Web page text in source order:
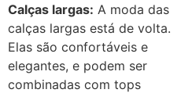
Calças largas: A moda das
calças largas está de volta.
Elas são confortáveis e
elegantes, e podem ser
combinadas com tops